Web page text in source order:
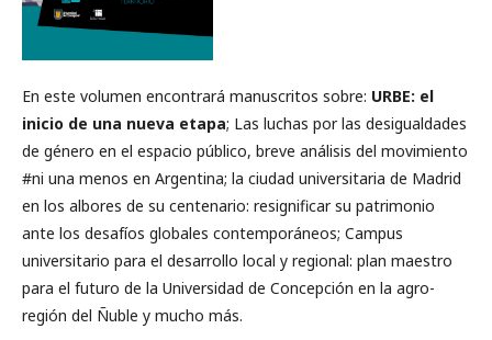
En este volumen encontrará manuscritos sobre: URBE: el
inicio de una nueva etapa; Las luchas por las desigualdades
de género en el espacio público, breve análisis del movimiento
#ni una menos en Argentina; la ciudad universitaria de Madrid
en los albores de su centenario: resignificar su patrimonio
ante los desafíos globales contemporáneos; Campus
universitario para el desarrollo local y regional: plan maestro
para el futuro de la Universidad de Concepción en la agro-
región del Ñuble y mucho más.